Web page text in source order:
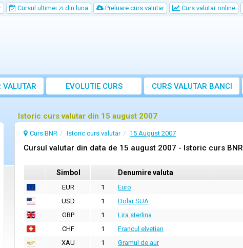
Cursul ultimei zi din luna Preluare curs valutar Curs valutar online
VALUTAR EVOLUTIE CURS CURS VALUTAR BANCI
Istoric curs valutar din 15 august 2007
Curs BNR Istoric curs valutar 15 August 2007
Cursul valutar din data de 15 august 2007 - Istoric curs BNR
Simbol Denumire valuta
EUR 1 Euro
USD
1 Dolar SUA
GBP
1 Lira sterlina
CHF
1 Francul elvetian
XAU
1 Gramul de aur